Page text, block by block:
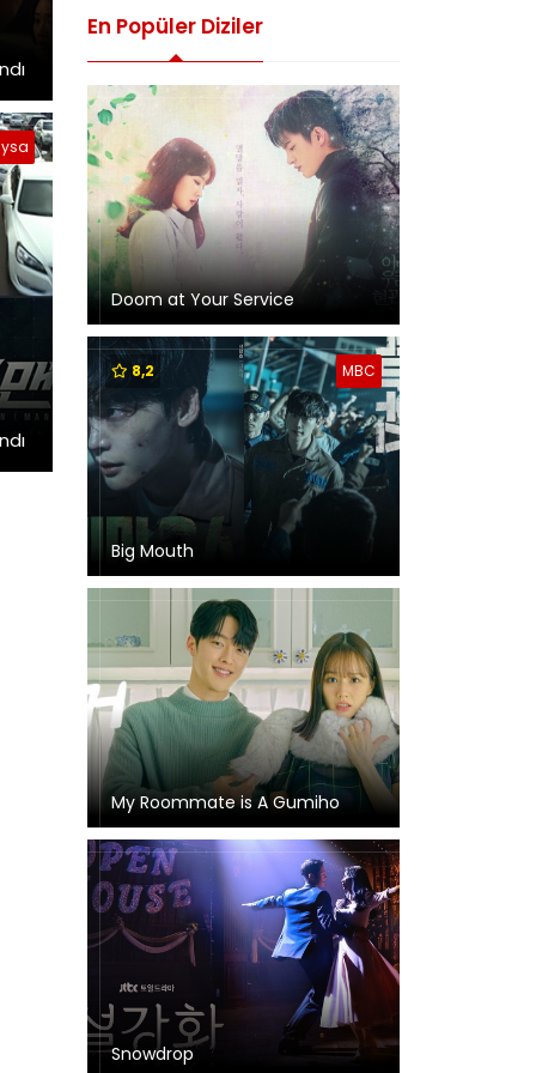
En Popüler Diziler
Doom at Your Service
MBC
8,2
Big Mouth
My Roommate is A Gumiho
Snowdrop